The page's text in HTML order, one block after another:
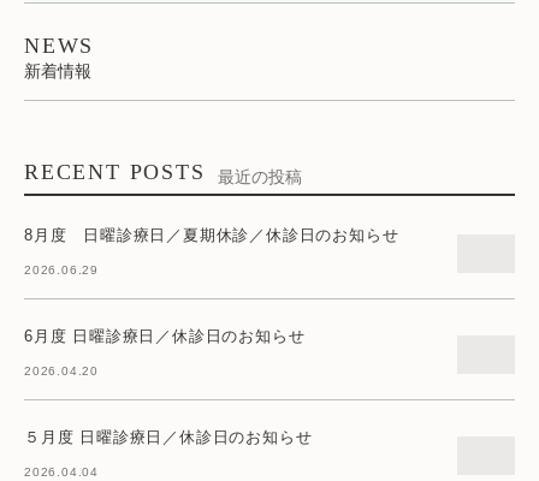
NEWS
新着情報
RECENT POSTS 最近の投稿
8月度 日曜診療日／夏期休診／休診日のお知らせ
2026.06.29
6月度 日曜診療日／休診日のお知らせ
2026.04.20
５月度 日曜診療日／休診日のお知らせ
2026.04.04